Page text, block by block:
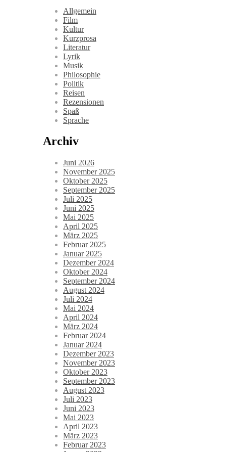
Allgemein
Film
Kultur
Kurzprosa
Literatur
Lyrik
Musik
Philosophie
Politik
Reisen
Rezensionen
Spaß
Sprache
Archiv
Juni 2026
November 2025
Oktober 2025
September 2025
Juli 2025
Juni 2025
Mai 2025
April 2025
März 2025
Februar 2025
Januar 2025
Dezember 2024
Oktober 2024
September 2024
August 2024
Juli 2024
Mai 2024
April 2024
März 2024
Februar 2024
Januar 2024
Dezember 2023
November 2023
Oktober 2023
September 2023
August 2023
Juli 2023
Juni 2023
Mai 2023
April 2023
März 2023
Februar 2023